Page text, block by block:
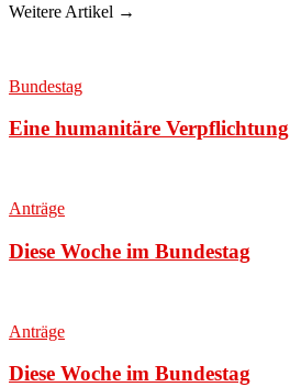
Weitere Artikel →
Bundestag
Eine humanitäre Verpflichtung
Anträge
Diese Woche im Bundestag
Anträge
Diese Woche im Bundestag